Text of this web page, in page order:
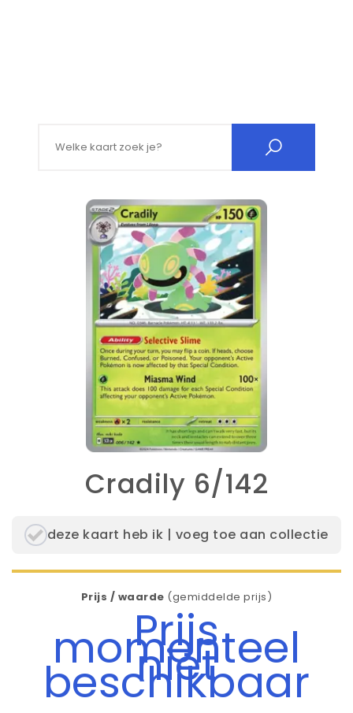
Cradily 6/142
deze kaart heb ik | voeg toe aan collectie
Prijs / waarde (gemiddelde prijs)
Prijs
momenteel
niet
beschikbaar